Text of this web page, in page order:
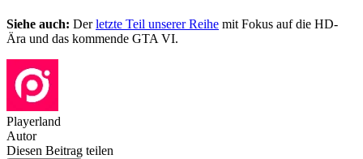
Siehe auch: Derletzte Teil unserer Reihe mit Fokus auf die HD-
Ära und das kommende GTA VI.
Playerland
Autor
Diesen Beitrag teilen